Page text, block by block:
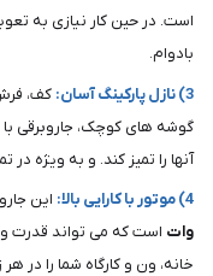
است. در حین کار نیازی به
بادوام.
3) نازل پارکینگ آسان:
کف،
گوشه های کوچک، جاروبرقی با
آنها را تمیز کند. و به ویژه
4) موتور با کارایی بالا:
این
وات است که می تواند قدرت و
خانه، ون و کارگاه شما را در